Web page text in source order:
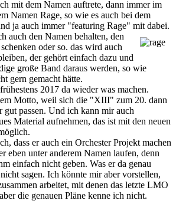
mit dem Namen auftrete, dann immer im
Namen Rage, so wie es auch bei dem
ja auch immer "featuring Rage" mit dabei.
auch den Namen behalten, den
oder so. das wird auch
der gehört einfach dazu und
große Band daraus werden, so wie
gern gemacht hätte.
2017 da wieder was machen.
Motto, weil sich die "XIII" zum 20. dann
gut passen. Und ich kann mir auch
Material aufnehmen, das ist mit den neuen
dass er auch ein Orchester Projekt machen
eben unter anderem Namen laufen, denn
einfach nicht geben. Was er da genau
sagen. Ich könnte mir aber vorstellen,
arbeitet, mit denen das letzte LMO
die genauen Pläne kenne ich nicht.